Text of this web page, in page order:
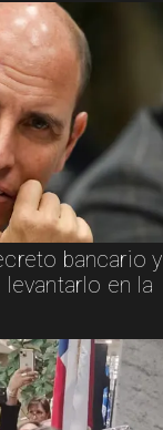
bancario y
en la